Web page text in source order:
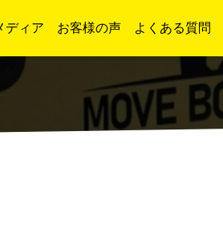
ディア お客様の声 よくある質問